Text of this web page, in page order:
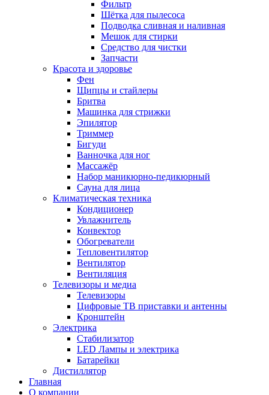
Фильтр
Шётка для пылесоса
Подводка сливная и наливная
Мешок для стирки
Средство для чистки
Запчасти
Красота и здоровье
Фен
Щипцы и стайлеры
Бритва
Машинка для стрижки
Эпилятор
Триммер
Бигуди
Ванночка для ног
Массажёр
Набор маникюрно-педикюрный
Сауна для лица
Климатическая техника
Кондиционер
Увлажнитель
Конвектор
Обогреватели
Тепловентилятор
Вентилятор
Вентиляция
Телевизоры и медиа
Телевизоры
Цифровые ТВ приставки и антенны
Кронштейн
Электрика
Стабилизатор
LED Лампы и электрика
Батарейки
Дистиллятор
Главная
О компании